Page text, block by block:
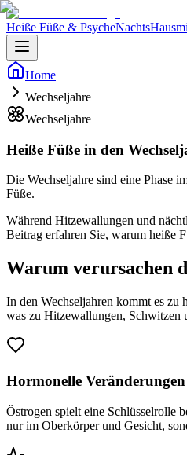
Heiße Füße & PsycheNachts
Home
Wechseljahre
Wechseljahre
Heiße Füße in den
Die Wechseljahre sind eine Phase
Füße.
Während Hitzewallungen und
Beitrag erfahren Sie, warum heiße
Warum verursachen
In den Wechseljahren kommt es zu
was zu Hitzewallungen, Schwitzen
Hormonelle Veränderungen
Östrogen spielt eine Schlüsselrolle
nur im Oberkörper und Gesicht,